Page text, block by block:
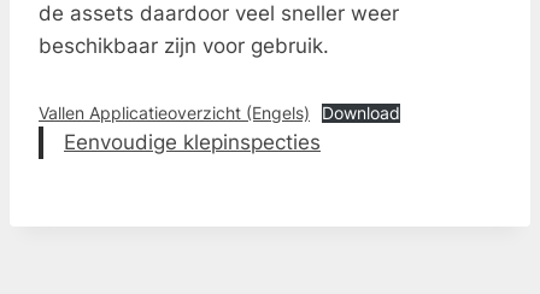
de assets daardoor veel sneller weer
beschikbaar zijn voor gebruik.
Vallen Applicatieoverzicht (Engels) Download
Eenvoudige klepinspecties